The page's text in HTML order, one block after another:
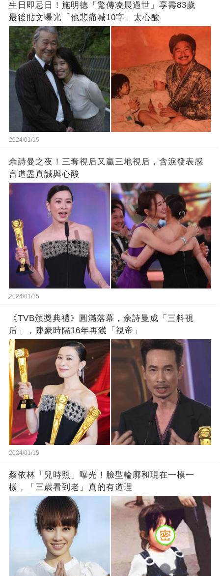
生日即忌日！施明德「驚傳凌晨過世」享壽83歲
最後貼文曝光「他悲痛喊10字」太心酸
2024/01/15
佘詩曼之夜！三奪視后又贏三地視后，含淚發表感
言道盡真誠與心酸
2024/01/15
《TVB頒獎典禮》圓滿落幕，佘詩曼成「三料視
后」，陳豪時隔16年再獲「視帝」
2024/01/15
蔡依林「兒時照」曝光！臉型輪廓和現在一模一
樣，「三歲看到老」真的有道理